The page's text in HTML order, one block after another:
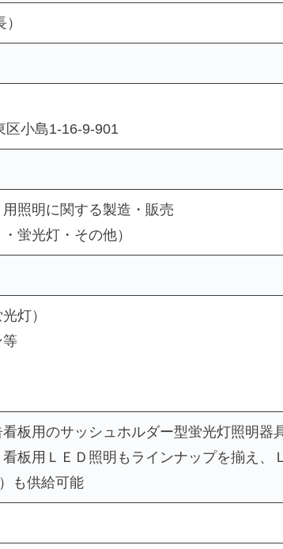
小島1-16-9-901
照明に関する製造・販売
蛍光灯・その他）
灯）
等
板用のサッシュホルダー型蛍光灯照明器
板用ＬＥＤ照明もラインナップを揃え
も供給可能